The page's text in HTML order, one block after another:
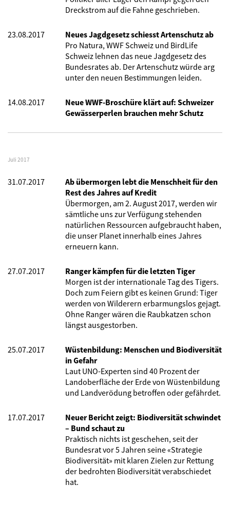
Dreckstrom auf die Fahne geschrieben.
23.08.2017
Neues Jagdgesetz schiesst Artenschutz ab
Pro Natura, WWF Schweiz und BirdLife
Schweiz lehnen das neue Jagdgesetz des
Bundesrates ab. Der Artenschutz würde arg
unter den neuen Bestimmungen leiden.
14.08.2017
Neue WWF-Broschüre klärt auf: Schweizer
Gewässerperlen brauchen mehr Schutz
Juli 2017
31.07.2017
Ab übermorgen lebt die Menschheit für den
Rest des Jahres auf Kredit
Übermorgen, am 2. August 2017, werden wir
sämtliche uns zur Verfügung stehenden
natürlichen Ressourcen aufgebraucht haben,
die unser Planet innerhalb eines Jahres
erneuern kann.
27.07.2017
Ranger kämpfen für die letzten Tiger
Morgen ist der internationale Tag des Tigers.
Doch zum Feiern gibt es keinen Grund: Tiger
werden von Wilderern erbarmungslos gejagt.
Ohne Ranger wären die Raubkatzen schon
längst ausgestorben.
25.07.2017
Wüstenbildung: Menschen und Biodiversität
in Gefahr
Laut UNO-Experten sind 40 Prozent der
Landoberfläche der Erde von Wüstenbildung
und Landverödung betroffen oder gefährdet.
17.07.2017
Neuer Bericht zeigt: Biodiversität schwindet
– Bund schaut zu
Praktisch nichts ist geschehen, seit der
Bundesrat vor 5 Jahren seine «Strategie
Biodiversität» mit klaren Zielen zur Rettung
der bedrohten Biodiversität verabschiedet
hat.